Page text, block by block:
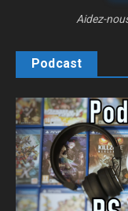
Aidez-
Podcast